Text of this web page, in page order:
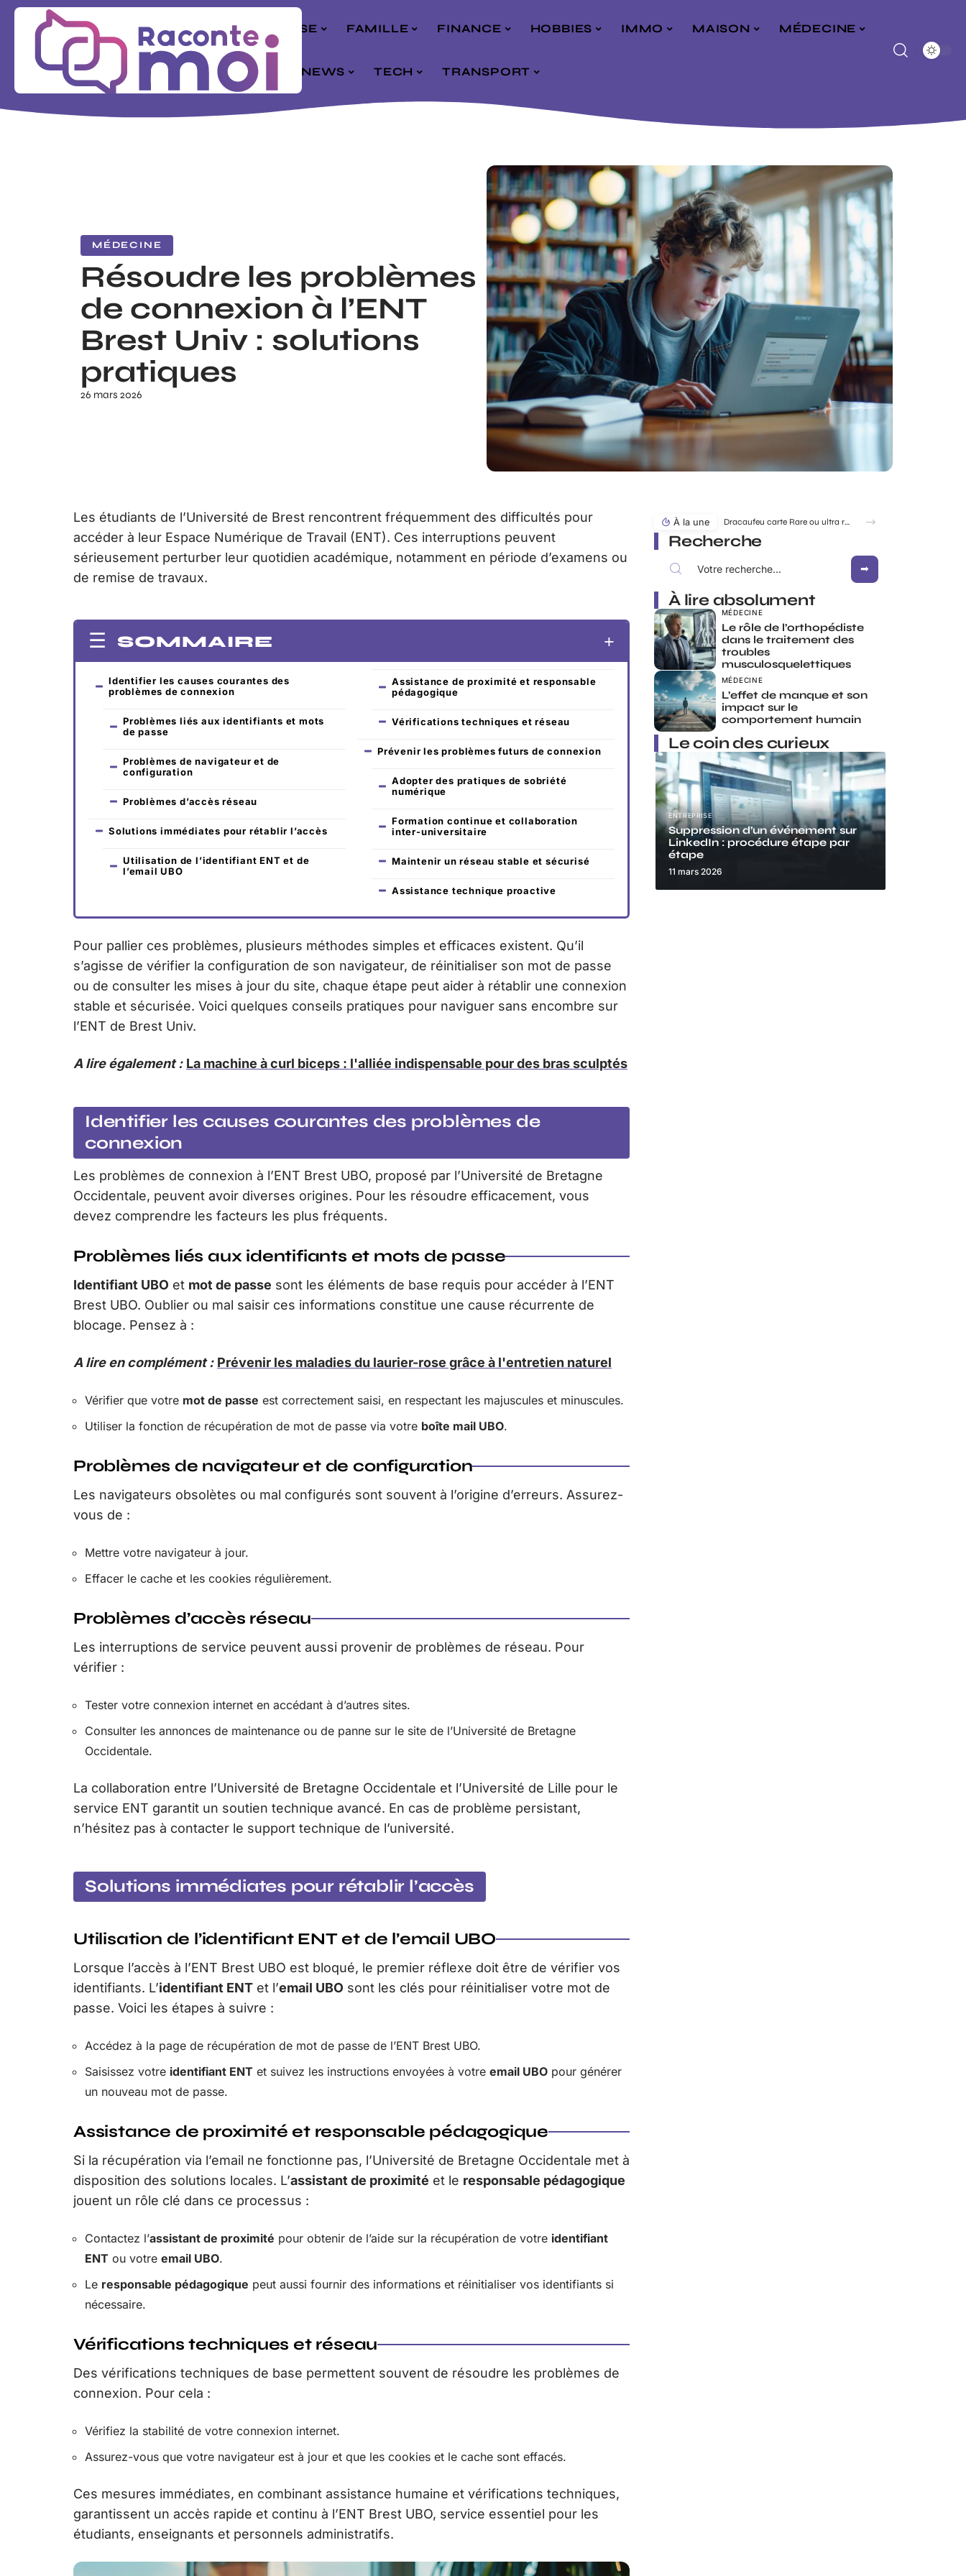
ENTREPRISE FAMILLE FINANCE HOBBIES IMMO MAISON MÉDECINE
MODE NEWS TECH TRANSPORT
MÉDECINE
Résoudre les problèmes
de connexion à l’ENT
Brest Univ : solutions
pratiques
26 mars 2026
Les étudiants de l’Université de Brest rencontrent fréquemment des difficultés pour
accéder à leur Espace Numérique de Travail (ENT). Ces interruptions peuvent
sérieusement perturber leur quotidien académique, notamment en période d’examens ou
de remise de travaux.
SOMMAIRE
Identifier les causes courantes des
problèmes de connexion
Problèmes liés aux identifiants et mots
de passe
Problèmes de navigateur et de
configuration
Problèmes d’accès réseau
Solutions immédiates pour rétablir l’accès
Utilisation de l’identifiant ENT et de
l’email UBO
Assistance de proximité et responsable
pédagogique
Vérifications techniques et réseau
Prévenir les problèmes futurs de connexion
Adopter des pratiques de sobriété
numérique
Formation continue et collaboration
inter-universitaire
Maintenir un réseau stable et sécurisé
Assistance technique proactive
Pour pallier ces problèmes, plusieurs méthodes simples et efficaces existent. Qu’il
s’agisse de vérifier la configuration de son navigateur, de réinitialiser son mot de passe
ou de consulter les mises à jour du site, chaque étape peut aider à rétablir une connexion
stable et sécurisée. Voici quelques conseils pratiques pour naviguer sans encombre sur
l’ENT de Brest Univ.
A lire également : La machine à curl biceps : l'alliée indispensable pour des bras sculptés
Identifier les causes courantes des problèmes de
connexion
Les problèmes de connexion à l’ENT Brest UBO, proposé par l’Université de Bretagne
Occidentale, peuvent avoir diverses origines. Pour les résoudre efficacement, vous
devez comprendre les facteurs les plus fréquents.
Problèmes liés aux identifiants et mots de passe
Identifiant UBO et mot de passe sont les éléments de base requis pour accéder à l’ENT
Brest UBO. Oublier ou mal saisir ces informations constitue une cause récurrente de
blocage. Pensez à :
A lire en complément : Prévenir les maladies du laurier-rose grâce à l'entretien naturel
Vérifier que votre mot de passe est correctement saisi, en respectant les majuscules et minuscules.
Utiliser la fonction de récupération de mot de passe via votre boîte mail UBO.
Problèmes de navigateur et de configuration
Les navigateurs obsolètes ou mal configurés sont souvent à l’origine d’erreurs. Assurez-
vous de :
Mettre votre navigateur à jour.
Effacer le cache et les cookies régulièrement.
Problèmes d’accès réseau
Les interruptions de service peuvent aussi provenir de problèmes de réseau. Pour
vérifier :
Tester votre connexion internet en accédant à d’autres sites.
Consulter les annonces de maintenance ou de panne sur le site de l’Université de Bretagne
Occidentale.
La collaboration entre l’Université de Bretagne Occidentale et l’Université de Lille pour le
service ENT garantit un soutien technique avancé. En cas de problème persistant,
n’hésitez pas à contacter le support technique de l’université.
Solutions immédiates pour rétablir l’accès
Utilisation de l’identifiant ENT et de l’email UBO
Lorsque l’accès à l’ENT Brest UBO est bloqué, le premier réflexe doit être de vérifier vos
identifiants. L’identifiant ENT et l’email UBO sont les clés pour réinitialiser votre mot de
passe. Voici les étapes à suivre :
Accédez à la page de récupération de mot de passe de l’ENT Brest UBO.
Saisissez votre identifiant ENT et suivez les instructions envoyées à votre email UBO pour générer
un nouveau mot de passe.
Assistance de proximité et responsable pédagogique
Si la récupération via l’email ne fonctionne pas, l’Université de Bretagne Occidentale met à
disposition des solutions locales. L’assistant de proximité et le responsable pédagogique
jouent un rôle clé dans ce processus :
Contactez l’assistant de proximité pour obtenir de l’aide sur la récupération de votre identifiant
ENT ou votre email UBO.
Le responsable pédagogique peut aussi fournir des informations et réinitialiser vos identifiants si
nécessaire.
Vérifications techniques et réseau
Des vérifications techniques de base permettent souvent de résoudre les problèmes de
connexion. Pour cela :
Vérifiez la stabilité de votre connexion internet.
Assurez-vous que votre navigateur est à jour et que les cookies et le cache sont effacés.
Ces mesures immédiates, en combinant assistance humaine et vérifications techniques,
garantissent un accès rapide et continu à l’ENT Brest UBO, service essentiel pour les
étudiants, enseignants et personnels administratifs.
À la une
Recherche
À lire absolument
MÉDECINE
Le rôle de l’orthopédiste
dans le traitement des
troubles
musculosquelettiques
MÉDECINE
L’effet de manque et son
impact sur le
comportement humain
Le coin des curieux
ENTREPRISE
Suppression d’un événement sur
LinkedIn : procédure étape par
étape
11 mars 2026